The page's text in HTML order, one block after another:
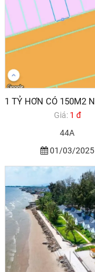
Giá: 1 đ
44A
01/03/2025